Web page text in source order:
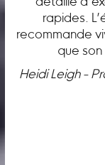
détaillé
rapides.
recommande
que
Heidi Leigh -